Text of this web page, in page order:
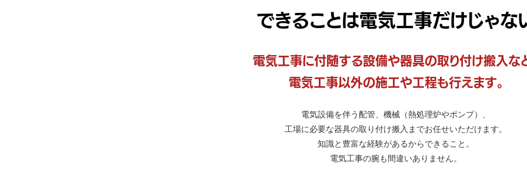
できることは電気工事だけじゃな
電気工事に付随する設備や器具の取り付け搬入な
電気工事以外の施工や工程も行えます。
電気設備を伴う配管、機械（熱処理炉やポンプ）、
工場に必要な器具の取り付け搬入までお任せいただけます。
知識と豊富な経験があるからできること。
電気工事の腕も間違いありません。